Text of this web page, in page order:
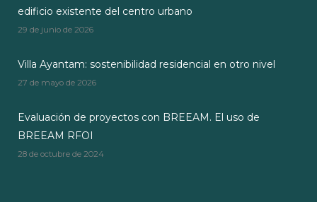
edificio existente del centro urbano
29 de junio de 2026
Villa Ayantam: sostenibilidad residencial en otro nivel
27 de mayo de 2026
Evaluación de proyectos con BREEAM. El uso de
BREEAM RFOI
28 de octubre de 2024